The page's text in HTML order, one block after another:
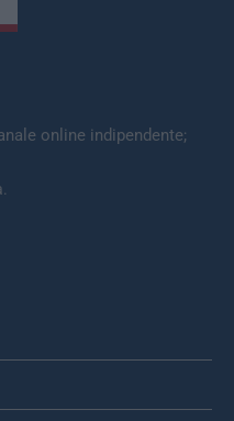
online indipendente;